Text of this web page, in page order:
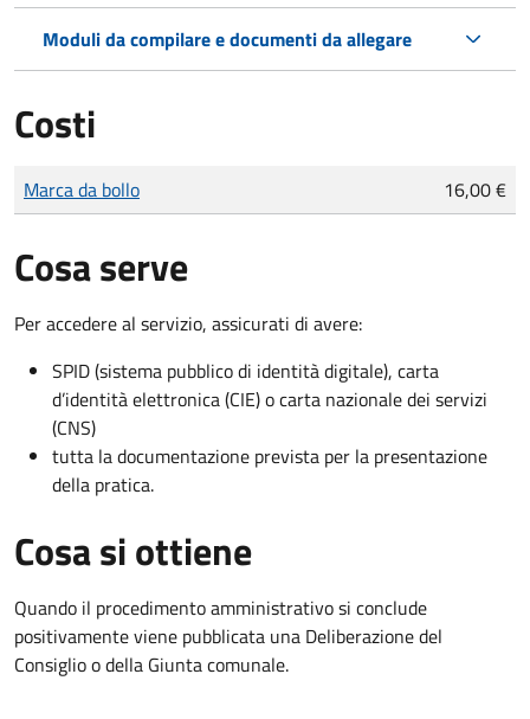
Moduli da compilare e documenti da allegare
Costi
Tipo di pagamento
Importo
Marca da bollo 16,00 €
Cosa serve
Per accedere al servizio, assicurati di avere:
SPID (sistema pubblico di identità digitale), carta
d’identità elettronica (CIE) o carta nazionale dei servizi
(CNS)
tutta la documentazione prevista per la presentazione
della pratica.
Cosa si ottiene
Quando il procedimento amministrativo si conclude
positivamente viene pubblicata una Deliberazione del
Consiglio o della Giunta comunale.